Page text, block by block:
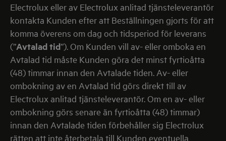
Electrolux eller av Electrolux anlitad tjänsteleverantör
kontakta Kunden efter att Beställningen gjorts för att
komma överens om dag och tidsperiod för leverans
(”Avtaladtid”). Om Kunden vill av- eller omboka en
Avtalad tid måste Kunden göra det minst fyrtioåtta
(48) timmar innan den Avtalade tiden. Av- eller
ombokning av en Avtalad tid görs direkt till av
Electrolux anlitad tjänsteleverantör. Om en av- eller
ombokning görs senare än fyrtioåtta (48) timmar)
innan den Avtalade tiden förbehåller sig Electrolux
rätten att inte återbetala till Kunden eventuella